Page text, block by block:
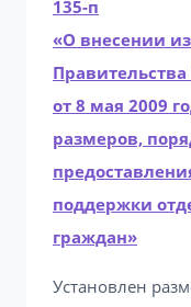
135-п
«О внесении
от 8 мая 2009
размеров,
поддержки
граждан»
Установлен